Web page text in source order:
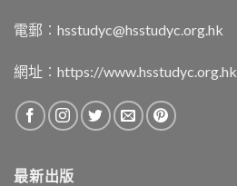
電郵︰ hsstudyc@hsstudyc.org.hk
網址︰ https://www.hsstudyc.org.hk
最新出版